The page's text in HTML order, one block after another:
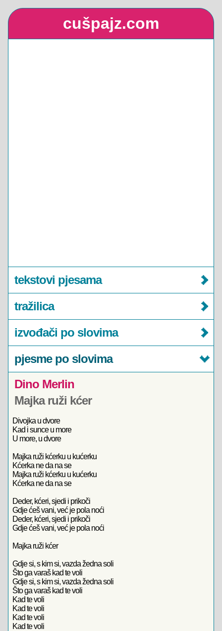
cušpajz.com
tekstovi pjesama
tražilica
izvođači po slovima
pjesme po slovima
Dino Merlin
Majka ruži kćer
Divojka u dvore
Kad i sunce u more
U more, u dvore
Majka ruži kćerku u kućerku
Kćerka ne da na se
Majka ruži kćerku u kućerku
Kćerka ne da na se
Deder, kćeri, sjedi i prikoči
Gdje ćeš vani, već je pola noći
Deder, kćeri, sjedi i prikoči
Gdje ćeš vani, već je pola noći
Majka ruži kćer
Gdje si, s kim si, vazda žedna soli
Što ga varaš kad te voli
Gdje si, s kim si, vazda žedna soli
Što ga varaš kad te voli
Kad te voli
Kad te voli
Kad te voli
Kad te voli